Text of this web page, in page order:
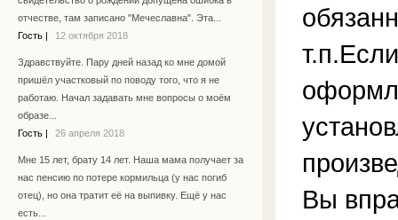
отчестве, там записано "Мечеславна". Эта...
Гость
12 октября 2018
Здравствуйте. Пару дней назад ко мне домой
пришёл участковый по поводу того, что я не
работаю. Начал задавать мне вопросы о моём
образе...
Гость
26 апреля 2018
Мне 15 лет, брату 14 лет. Наша мама получает за
нас пенсию по потере кормильца (у нас погиб
отец), но она тратит её на выпивку. Ещё у нас
есть...
Вы